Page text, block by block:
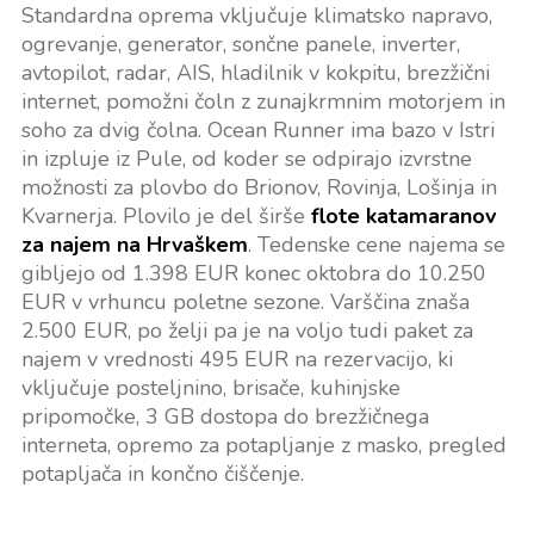
Standardna oprema vključuje klimatsko napravo,
ogrevanje, generator, sončne panele, inverter,
avtopilot, radar, AIS, hladilnik v kokpitu, brezžični
internet, pomožni čoln z zunajkrmnim motorjem in
soho za dvig čolna. Ocean Runner ima bazo v Istri
in izpluje iz Pule, od koder se odpirajo izvrstne
možnosti za plovbo do Brionov, Rovinja, Lošinja in
Kvarnerja. Plovilo je del širše flote katamaranov
za najem na Hrvaškem. Tedenske cene najema se
gibljejo od 1.398 EUR konec oktobra do 10.250
EUR v vrhuncu poletne sezone. Varščina znaša
2.500 EUR, po želji pa je na voljo tudi paket za
najem v vrednosti 495 EUR na rezervacijo, ki
vključuje posteljnino, brisače, kuhinjske
pripomočke, 3 GB dostopa do brezžičnega
interneta, opremo za potapljanje z masko, pregled
potapljača in končno čiščenje.